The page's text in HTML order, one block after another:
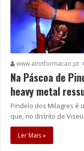
www.airinformacao.pt
Na Páscoa de
heavy metal
Pindelo dos Milagres é
que, no distrito de
Ler Mais »